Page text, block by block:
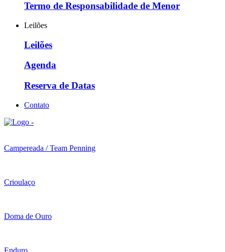
Termo de Responsabilidade de Menor
Leilões
Leilões
Agenda
Reserva de Datas
Contato
Campereada / Team Penning
Crioulaço
Doma de Ouro
Enduro